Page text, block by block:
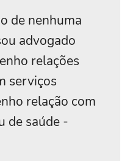
de nenhuma
advogado
relações
serviços
relação com
de saúde -